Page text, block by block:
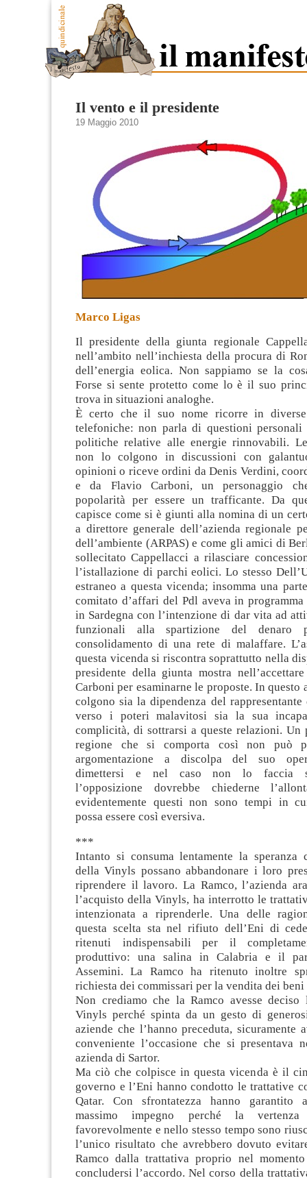
Il vento e il presidente
19 Maggio 2010
Marco Ligas
Il presidente della giunta regionale
nell’ambito nell’inchiesta della procura di
dell’energia eolica. Non sappiamo se la
Forse si sente protetto come lo è il suo
trova in situazioni analoghe.
È certo che il suo nome ricorre in diverse
telefoniche: non parla di questioni personali
politiche relative alle energie rinnovabili.
non lo colgono in discussioni con
opinioni o riceve ordini da Denis Verdini,
e da Flavio Carboni, un personaggio
popolarità per essere un trafficante. Da
capisce come si è giunti alla nomina di un
a direttore generale dell’azienda regionale
dell’ambiente (ARPAS) e come gli amici di
sollecitato Cappellacci a rilasciare
l’istallazione di parchi eolici. Lo stesso
estraneo a questa vicenda; insomma una
comitato d’affari del Pdl aveva in
in Sardegna con l’intenzione di dar vita ad
funzionali alla spartizione del denaro
consolidamento di una rete di malaffare.
questa vicenda si riscontra soprattutto nella
presidente della giunta mostra
Carboni per esaminarne le proposte. In questo
colgono sia la dipendenza del
verso i poteri malavitosi sia la sua
complicità, di sottrarsi a queste relazioni. Un
regione che si comporta così non può
argomentazione a discolpa del suo
dimettersi e nel caso non lo faccia
l’opposizione dovrebbe chiederne
evidentemente questi non sono tempi in
possa essere così eversiva.
***
Intanto si consuma lentamente la speranza
della Vinyls possano abbandonare i loro
riprendere il lavoro. La Ramco, l’azienda
l’acquisto della Vinyls, ha interrotto le
intenzionata a riprenderle. Una delle
questa scelta sta nel rifiuto dell’Eni di
ritenuti indispensabili per il
produttivo: una salina in Calabria e il
Assemini. La Ramco ha ritenuto inoltre
richiesta dei commissari per la vendita dei
Non crediamo che la Ramco avesse deciso
Vinyls perché spinta da un gesto di
aziende che l’hanno preceduta, sicuramente
conveniente l’occasione che si presentava
azienda di Sartor.
Ma ciò che colpisce in questa vicenda è il
governo e l’Eni hanno condotto le trattative
Qatar. Con sfrontatezza hanno
massimo impegno perché la
favorevolmente e nello stesso tempo sono
l’unico risultato che avrebbero dovuto
Ramco dalla trattativa proprio nel
concludersi l’accordo. Nel corso della